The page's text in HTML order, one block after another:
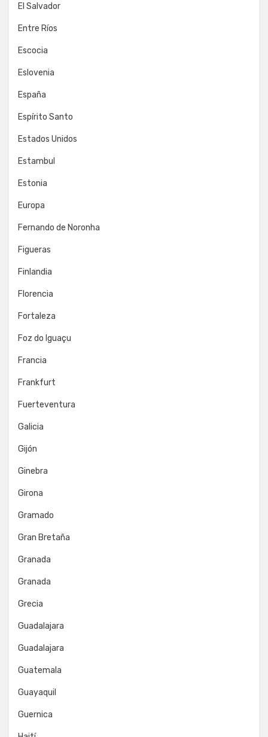
El Salvador
Entre Ríos
Escocia
Eslovenia
España
Espírito Santo
Estados Unidos
Estambul
Estonia
Europa
Fernando de Noronha
Figueras
Finlandia
Florencia
Fortaleza
Foz do Iguaçu
Francia
Frankfurt
Fuerteventura
Galicia
Gijón
Ginebra
Girona
Gramado
Gran Bretaña
Granada
Granada
Grecia
Guadalajara
Guadalajara
Guatemala
Guayaquil
Guernica